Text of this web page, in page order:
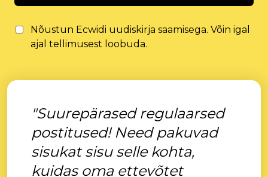
Nõustun Ecwidi uudiskirja saamisega. Võin igal
ajal tellimusest loobuda.
"Suurepärased regulaarsed
postitused! Need pakuvad
sisukat sisu selle kohta,
kuidas oma ettevõtet